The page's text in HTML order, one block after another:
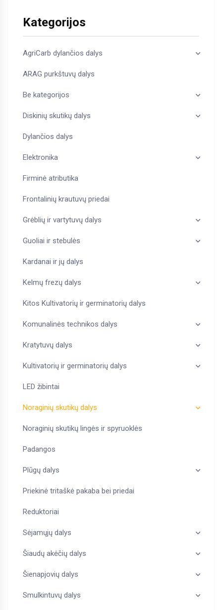
Kategorijos
AgriCarb dylančios dalys
ARAG purkštuvų dalys
Be kategorijos
Diskinių skutikų dalys
Dylančios dalys
Elektronika
Firminė atributika
Frontalinių krautuvų priedai
Grėblių ir vartytuvų dalys
Guoliai ir stebulės
Kardanai ir jų dalys
Kelmų frezų dalys
Kitos Kultivatorių ir germinatorių dalys
Komunalinės technikos dalys
Kratytuvų dalys
Kultivatorių ir germinatorių dalys
LED žibintai
Noraginių skutikų dalys
Noraginių skutikų lingės ir spyruoklės
Padangos
Plūgų dalys
Priekinė tritaškė pakaba bei priedai
Reduktoriai
Sėjamųjų dalys
Šiaudų akėčių dalys
Šienapjovių dalys
Smulkintuvų dalys